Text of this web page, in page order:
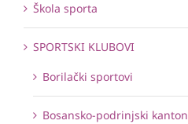
Škola sporta
SPORTSKI KLUBOVI
Borilački sportovi
Bosansko-podrinjski kanton